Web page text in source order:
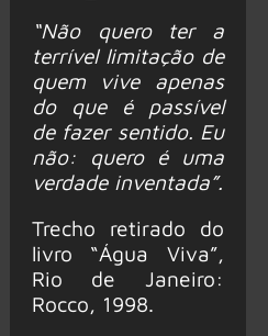
“Não quero ter a
terrível limitação de
quem vive apenas
do que é passível
de fazer sentido. Eu
não: quero é uma
verdade inventada”.
Trecho retirado do
livro “Água Viva”,
Rio de Janeiro:
Rocco, 1998.